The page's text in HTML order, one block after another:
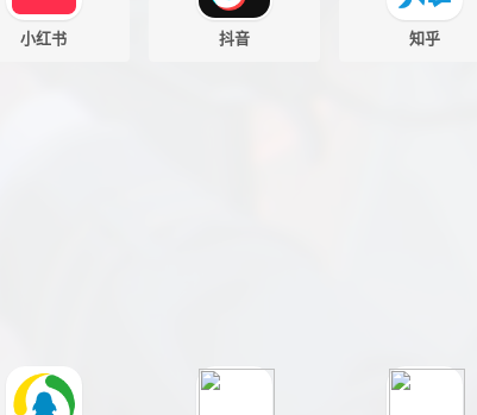
小红书 抖音 知乎